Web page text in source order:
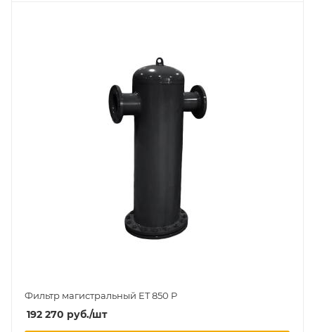
Фильтр магистральный ET 850 P
192 270 руб./шт